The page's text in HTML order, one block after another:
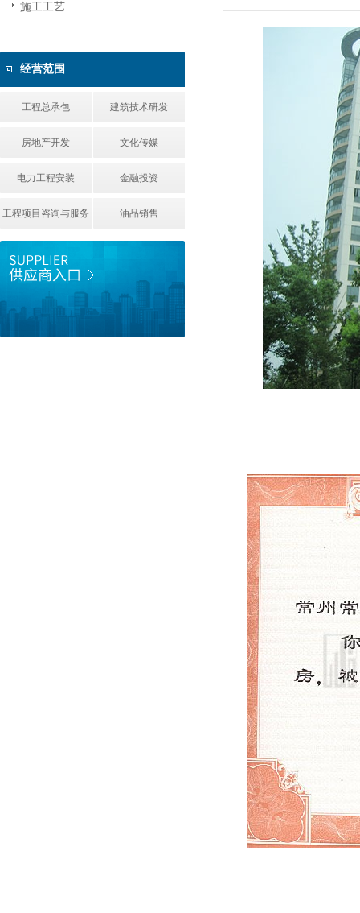
施工工艺
经营范围
工程总承包 建筑技术研发
房地产开发 文化传媒
电力工程安装 金融投资
工程项目咨询与服务 油品销售